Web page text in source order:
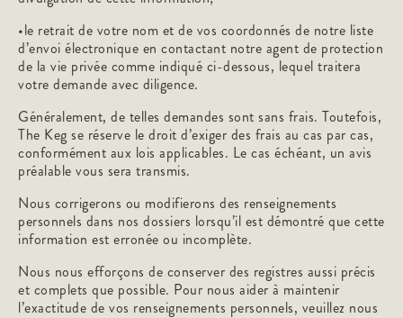
•le retrait de votre nom et de vos coordonnés de notre liste
d’envoi électronique en contactant notre agent de protection
de la vie privée comme indiqué ci-dessous, lequel traitera
votre demande avec diligence.
Généralement, de telles demandes sont sans frais. Toutefois,
The Keg se réserve le droit d’exiger des frais au cas par cas,
conformément aux lois applicables. Le cas échéant, un avis
préalable vous sera transmis.
Nous corrigerons ou modifierons des renseignements
personnels dans nos dossiers lorsqu’il est démontré que cette
information est erronée ou incomplète.
Nous nous efforçons de conserver des registres aussi précis
et complets que possible. Pour nous aider à maintenir
l’exactitude de vos renseignements personnels, veuillez nous